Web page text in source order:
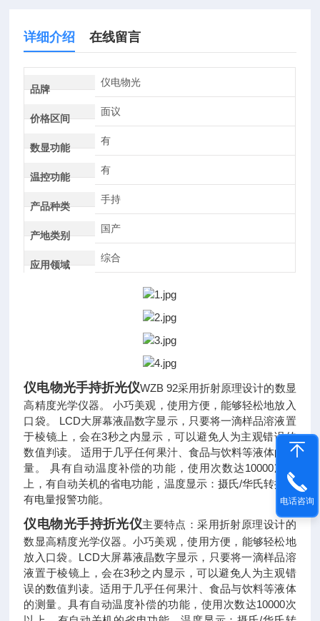
详细介绍 在线留言
品牌
仪电物光
价格区间
面议
数显功能
有
温控功能
有
产品种类
手持
产地类别
国产
应用领域
综合
仪电物光手持折光仪WZB 92采用折射原理设计的数显
高精度光学仪器。 小巧美观，使用方便，能够轻松地放入
口袋。 LCD大屏幕液晶数字显示，只要将一滴样品溶液置
于棱镜上，会在3秒之内显示，可以避免人为主观错误的
数值判读。 适用于几乎任何果汁、食品与饮料等液体的测
量。 具有自动温度补偿的功能，使用次数达10000次以
上，有自动关机的省电功能，温度显示：摄氏/华氏转换，
有电量报警功能。
仪电物光手持折光仪主要特点：采用折射原理设计的
数显高精度光学仪器。小巧美观，使用方便，能够轻松地
放入口袋。 LCD大屏幕液晶数字显示，只要将一滴样品溶
液置于棱镜上，会在3秒之内显示，可以避免人为主观错
误的数值判读。适用于几乎任何果汁、食品与饮料等液体
的测量。具有自动温度补偿的功能，使用次数达10000次
电话咨询